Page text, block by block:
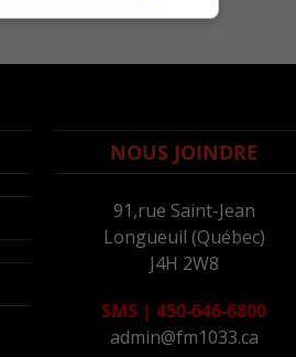
NOUS JOINDRE
91,rue Saint-Jean
Longueuil (Québec)
J4H 2W8
SMS | 450-646-6800
admin@fm1033.ca